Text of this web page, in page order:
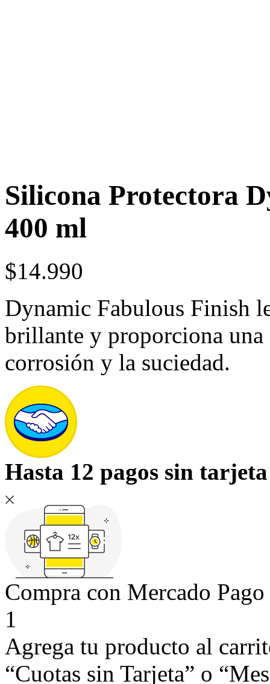
Silicona Protectora
400 ml
$14.990
Dynamic Fabulous Finish
brillante y proporciona
corrosión y la suciedad.
Hasta 12 pagos sin tarjeta
Compra con Mercado
1
Agrega tu producto al
“Cuotas sin Tarjeta” o